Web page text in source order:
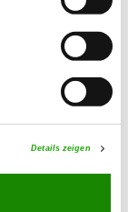
Details zeigen